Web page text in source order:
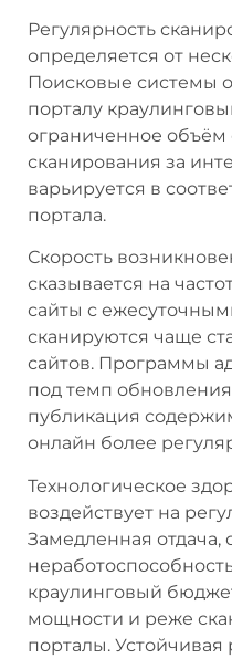
Регулярность
определяется от
Поисковые системы
порталу
ограниченное объём
сканирования за
варьируется в
портала.
Скорость
сказывается на
сайты с
сканируются чаще
сайтов. Программы
под темп
публикация
онлайн более
Технологическое
воздействует на
Замедленная
краулинговый
мощности и реже
порталы.